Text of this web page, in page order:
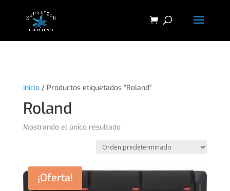
Inicio/ Productos etiquetados “Roland”
Roland
Mostrando el único resultado
¡Oferta!